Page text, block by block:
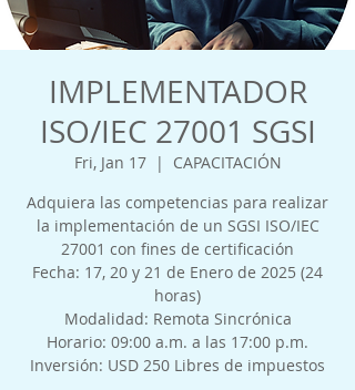
IMPLEMENTADOR
ISO/IEC 27001 SGSI
Fri, Jan 17
  |
CAPACITACIÓN
Adquiera las competencias para realizar
la implementación de un SGSI ISO/IEC
27001 con fines de certificación
Fecha: 17, 20 y 21 de Enero de 2025 (24
horas)
Modalidad: Remota Sincrónica
Horario: 09:00 a.m. a las 17:00 p.m.
Inversión: USD 250 Libres de impuestos